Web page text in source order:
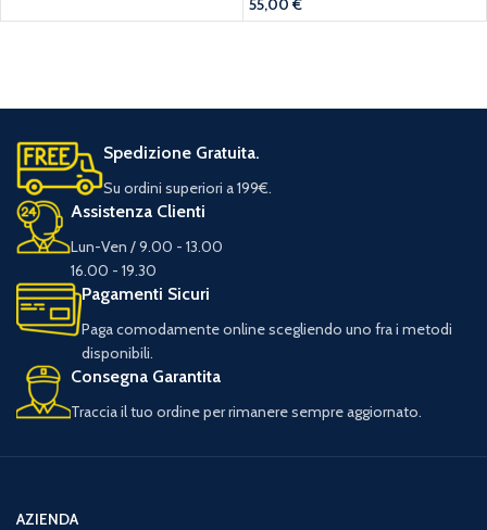
Spedizione Gratuita.
Su ordini superiori a 199€.
Assistenza Clienti
Lun-Ven / 9.00 - 13.00
16.00 - 19.30
Pagamenti Sicuri
Paga comodamente online scegliendo uno fra i metodi
disponibili.
Consegna Garantita
Traccia il tuo ordine per rimanere sempre aggiornato.
AZIENDA